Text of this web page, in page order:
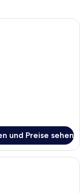
| Zimmersafe,
und Preise sehen
|